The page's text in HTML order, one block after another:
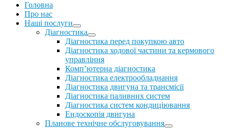
Головна
Про нас
Наші послуги
Діагностика
Діагностика перед покупкою авто
Діагностика ходової частини та кермового
управління
Комп’ютерна діагностика
Діагностика електрообладнання
Діагностика двигуна та трансмісії
Діагностика паливних систем
Діагностика систем кондиціювання
Ендоскопія двигуна
Планове технічне обслуговування